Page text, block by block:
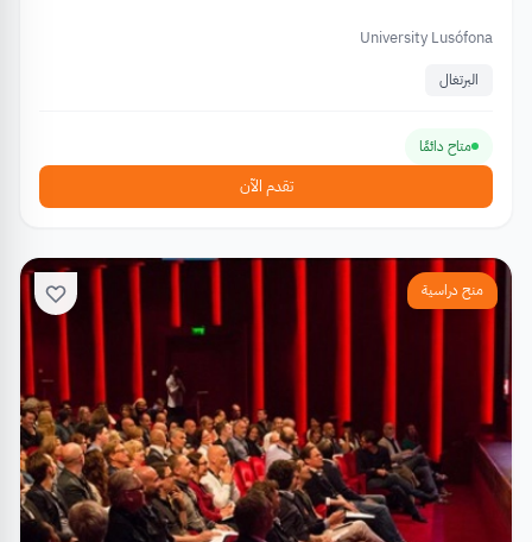
University Lusófona
البرتغال
متاح دائمًا
تقدم الآن
منح دراسية